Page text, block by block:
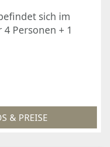
sich im
Personen + 1
& PREISE